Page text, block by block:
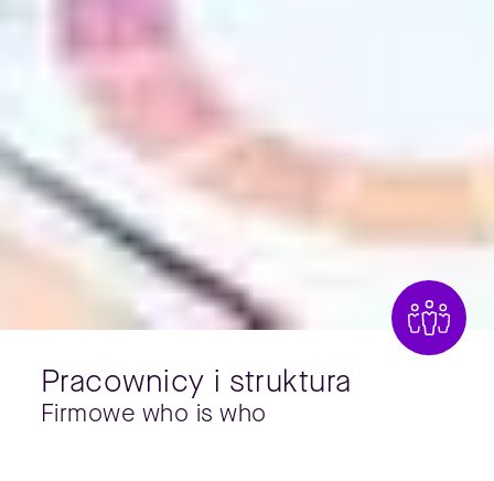
Pracownicy i struktura
Firmowe who is who